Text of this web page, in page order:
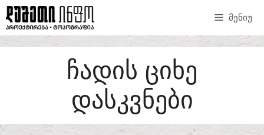
SKIP
TO
CONTENT
ᲛᲔᲜᲘᲣ
ᲩᲐᲓᲘᲡ ᲪᲘᲮᲔ
ᲓᲐᲡᲙᲕᲜᲔᲑᲘ